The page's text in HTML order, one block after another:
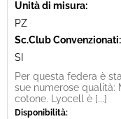
Unità di misura:
PZ
Sc.Club Convenzionati:
SI
Per questa federa è
sue numerose qualità:
cotone. Lyocell è [...]
Disponibilità: